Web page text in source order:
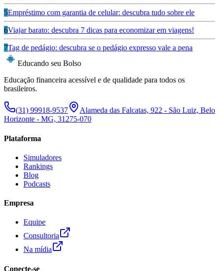
5Empréstimo com garantia de celular: descubra tudo sobre ele
6Viajar barato: descubra 7 dicas para economizar em viagens!
7Tag de pedágio: descubra se o pedágio expresso vale a pena
Educando seu Bolso
Educação financeira acessível e de qualidade para todos os
brasileiros.
(31) 99918-9537
Alameda das Falcatas, 922 - São Luiz, Belo
Horizonte - MG, 31275-070
Plataforma
Simuladores
Rankings
Blog
Podcasts
Empresa
Equipe
Consultoria
Na mídia
Conecte-se